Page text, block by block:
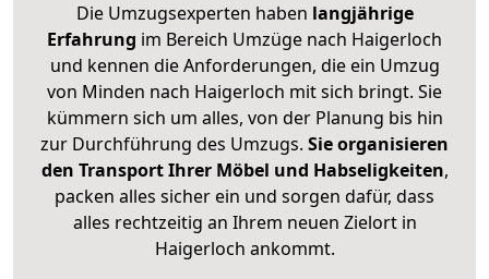
Die Umzugsexperten haben langjährige
Erfahrung im Bereich Umzüge nach Haigerloch
und kennen die Anforderungen, die ein Umzug
von Minden nach Haigerloch mit sich bringt. Sie
kümmern sich um alles, von der Planung bis hin
zur Durchführung des Umzugs. Sie organisieren
den Transport Ihrer Möbel und Habseligkeiten,
packen alles sicher ein und sorgen dafür, dass
alles rechtzeitig an Ihrem neuen Zielort in
Haigerloch ankommt.